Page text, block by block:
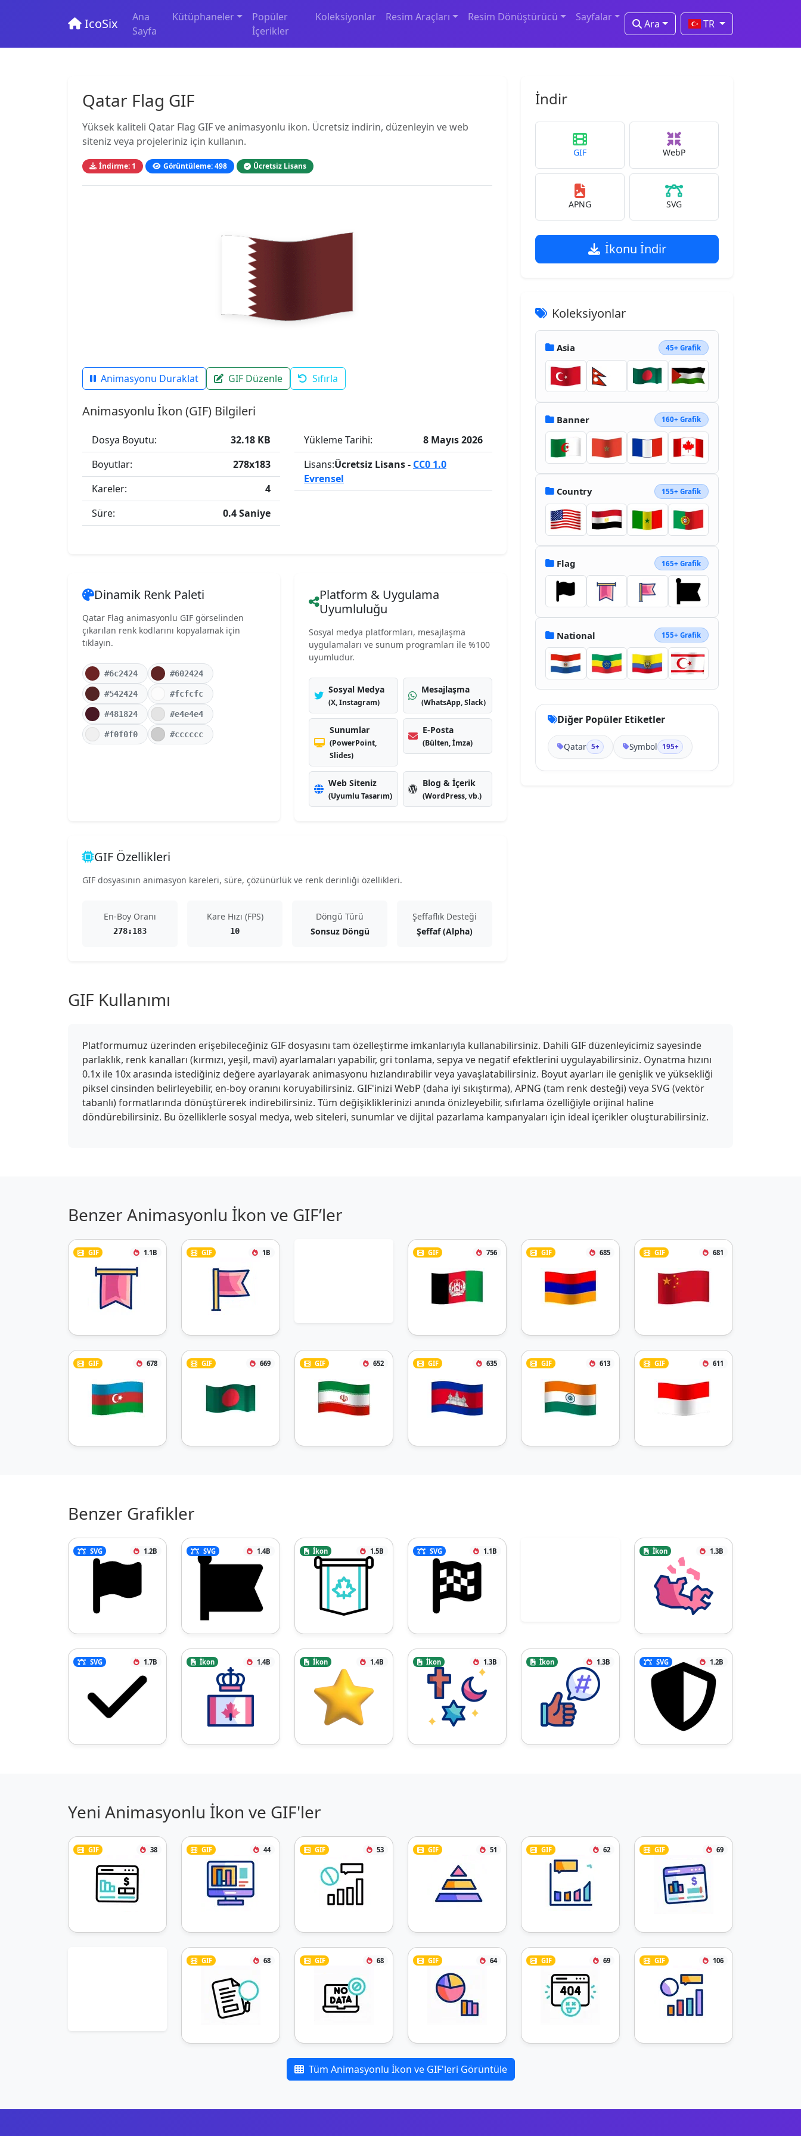
IcoSix
Ana
Sayfa
Kütüphaneler
Popüler
İçerikler
Koleksiyonlar Resim Araçları Resim Dönüştürücü Sayfalar
Ara TR
Qatar Flag GIF
Yüksek kaliteli Qatar Flag GIF ve animasyonlu ikon. Ücretsiz indirin, düzenleyin ve web
siteniz veya projeleriniz için kullanın.
İndirme: 1 Görüntüleme: 498 Ücretsiz Lisans
Animasyonu Duraklat GIF Düzenle Sıfırla
Animasyonlu İkon (GIF) Bilgileri
Dosya Boyutu:
32.18 KB
Boyutlar:
278x183
Kareler:
4
Süre:
0.4 Saniye
Yükleme Tarihi:
8 Mayıs 2026
Lisans:Ücretsiz Lisans - CC0 1.0
Evrensel
Dinamik Renk Paleti
Qatar Flag animasyonlu GIF görselinden
çıkarılan renk kodlarını kopyalamak için
tıklayın.
#6c2424 #602424
#542424 #fcfcfc
#481824 #e4e4e4
#f0f0f0 #cccccc
Platform & Uygulama
Uyumluluğu
Sosyal medya platformları, mesajlaşma
uygulamaları ve sunum programları ile %100
uyumludur.
Sosyal Medya
(X, Instagram)
Mesajlaşma
(WhatsApp, Slack)
Sunumlar
(PowerPoint,
Slides)
E-Posta
(Bülten, İmza)
Web Siteniz
(Uyumlu Tasarım)
Blog & İçerik
(WordPress, vb.)
GIF Özellikleri
GIF dosyasının animasyon kareleri, süre, çözünürlük ve renk derinliği özellikleri.
En-Boy Oranı
278:183
Kare Hızı (FPS)
10
Döngü Türü
Sonsuz Döngü
Şeffaflık Desteği
Şeffaf (Alpha)
İndir
GIF WebP
APNG SVG
İkonu İndir
Koleksiyonlar
Asia 45+ Grafik
Banner 160+ Grafik
Country 155+ Grafik
Flag 165+ Grafik
National 155+ Grafik
Diğer Popüler Etiketler
Qatar 5+ Symbol 195+
GIF Kullanımı
Platformumuz üzerinden erişebileceğiniz GIF dosyasını tam özelleştirme imkanlarıyla kullanabilirsiniz. Dahili GIF düzenleyicimiz sayesinde
parlaklık, renk kanalları (kırmızı, yeşil, mavi) ayarlamaları yapabilir, gri tonlama, sepya ve negatif efektlerini uygulayabilirsiniz. Oynatma hızını
0.1x ile 10x arasında istediğiniz değere ayarlayarak animasyonu hızlandırabilir veya yavaşlatabilirsiniz. Boyut ayarları ile genişlik ve yüksekliği
piksel cinsinden belirleyebilir, en-boy oranını koruyabilirsiniz. GIF'inizi WebP (daha iyi sıkıştırma), APNG (tam renk desteği) veya SVG (vektör
tabanlı) formatlarında dönüştürerek indirebilirsiniz. Tüm değişikliklerinizi anında önizleyebilir, sıfırlama özelliğiyle orijinal haline
döndürebilirsiniz. Bu özelliklerle sosyal medya, web siteleri, sunumlar ve dijital pazarlama kampanyaları için ideal içerikler oluşturabilirsiniz.
Benzer Animasyonlu İkon ve GIF’ler
GIF 1.1B GIF 1B GIF 756 GIF 685 GIF 681
GIF 678 GIF 669 GIF 652 GIF 635 GIF 613 GIF 611
Benzer Grafikler
SVG 1.2B SVG 1.4B İkon 1.5B SVG 1.1B İkon 1.3B
SVG 1.7B İkon 1.4B İkon 1.4B İkon 1.3B İkon 1.3B SVG 1.2B
Yeni Animasyonlu İkon ve GIF'ler
GIF 38 GIF 44 GIF 53 GIF 51 GIF 62 GIF 69
GIF 68 GIF 68 GIF 64 GIF 69 GIF 106
Tüm Animasyonlu İkon ve GIF'leri Görüntüle